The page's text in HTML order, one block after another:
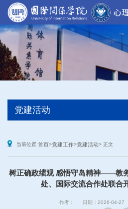
党建活动
当前位置:首页>党建工作>党建活动> 正文
树正确政绩观 感悟守岛精神——教
处、国际交流合作处联合
作者： 日期：2026-04-27